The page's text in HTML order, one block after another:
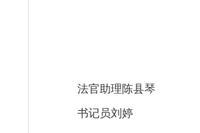
法官助理陈县琴
书记员刘婷